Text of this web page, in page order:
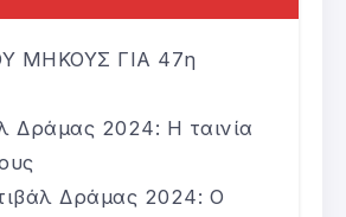
ΜΗΚΟΥΣ ΓΙΑ 47η
Δράμας 2024: Η ταινία
Δράμας 2024: Ο